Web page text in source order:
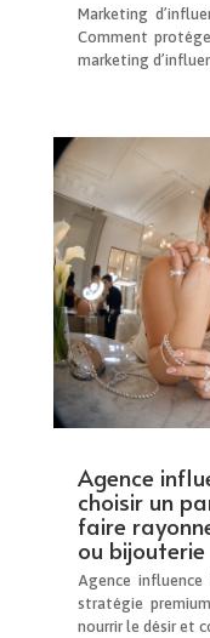
Marketing
Comment
marketing
Agence
choisir un
faire
ou bijouterie
Agence influence
stratégie
nourrir le désir et